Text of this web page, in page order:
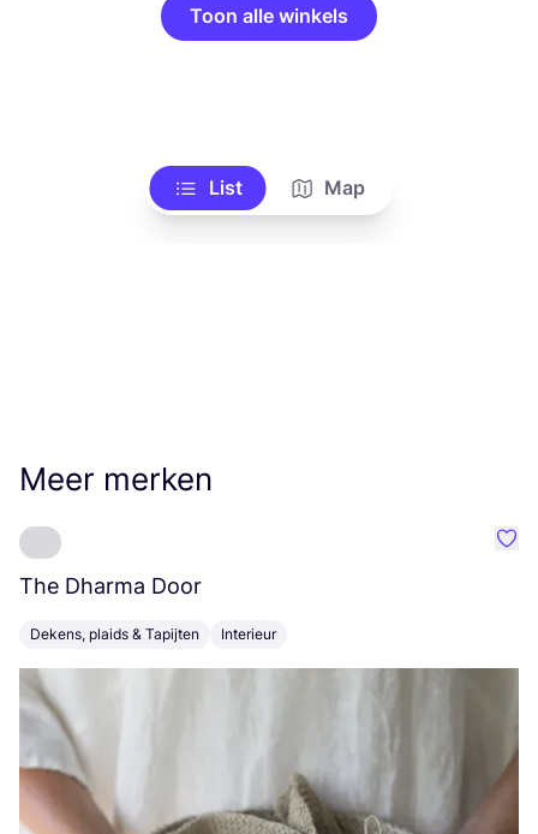
Toon alle winkels
List Map
Meer merken
The Dharma Door
Dekens, plaids & Tapijten Interieur